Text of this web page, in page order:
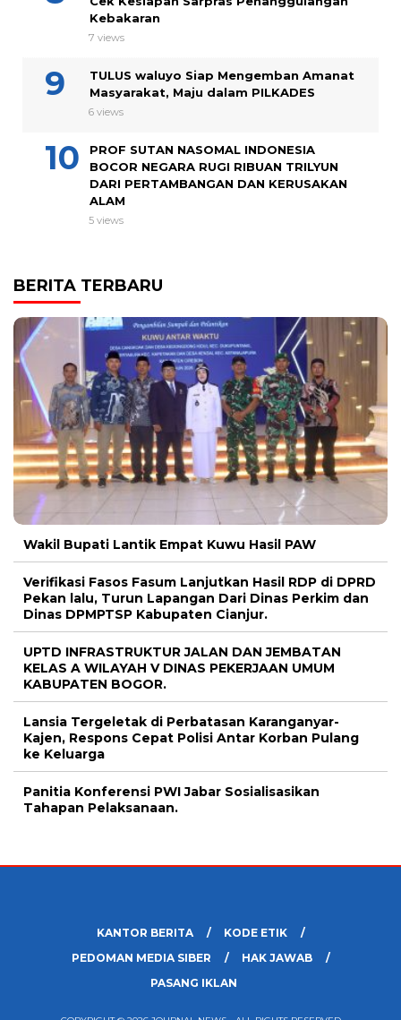
Kebakaran
7 views
TULUS waluyo Siap Mengemban Amanat
Masyarakat, Maju dalam PILKADES
6 views
PROF SUTAN NASOMAL INDONESIA
BOCOR NEGARA RUGI RIBUAN TRILYUN
DARI PERTAMBANGAN DAN KERUSAKAN
ALAM
5 views
BERITA TERBARU
Wakil Bupati Lantik Empat Kuwu Hasil PAW
Verifikasi Fasos Fasum Lanjutkan Hasil RDP di DPRD
Pekan lalu, Turun Lapangan Dari Dinas Perkim dan
Dinas DPMPTSP Kabupaten Cianjur.
UPTD INFRASTRUKTUR JALAN DAN JEMBATAN
KELAS A WILAYAH V DINAS PEKERJAAN UMUM
KABUPATEN BOGOR.
Lansia Tergeletak di Perbatasan Karanganyar-
Kajen, Respons Cepat Polisi Antar Korban Pulang
ke Keluarga
Panitia Konferensi PWI Jabar Sosialisasikan
Tahapan Pelaksanaan.
KANTOR BERITA
KODE ETIK
PEDOMAN MEDIA SIBER
HAK JAWAB
PASANG IKLAN